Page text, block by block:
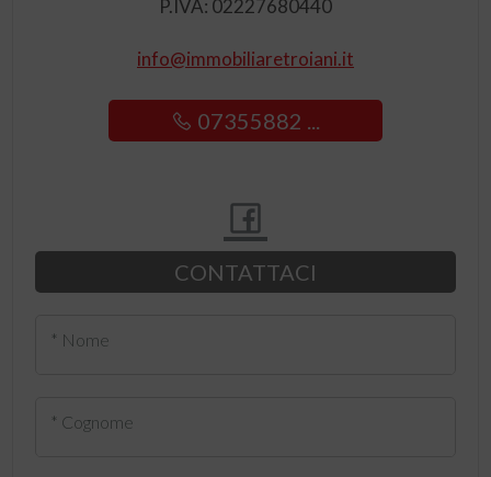
P.IVA: 02227680440
info@immobiliaretroiani.it
07355882 ...
CONTATTACI
* Nome
* Cognome